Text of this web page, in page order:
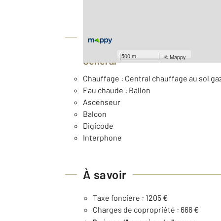
500 m ©Mappy
Équipements
Général
Chauffage : Central chauffage au sol
Eau chaude : Ballon
Ascenseur
Balcon
Digicode
Interphone
À savoir
Taxe foncière : 1205 €
Charges de copropriété : 666 €